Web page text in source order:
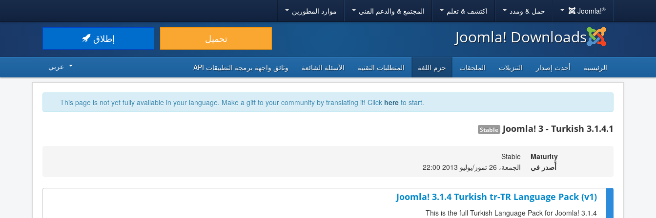
Joomla!® حمل & ومدد اكتشف & تعلم المجتمع & والدعم الفني موارد المطورين
Joomla! Downloads تحميل إطلاق
الرئيسية أحدث إصدار التنزيلات الملحقات حزم اللغة المتطلبات التقنية الأسئلة الشائعة وثائق واجهة برمجة التطبيقات API عربي
This page is not yet fully available in your language. Make a gift to your community by translating it! Click here to start.
Joomla! 3 - Turkish 3.1.4.1
Stable
Maturity
Stable
أٌصدر في
الجمعة، 26 تموز/يوليو 2013 22:00
Joomla! 3.1.4 Turkish tr-TR Language Pack (v1)
This is the full Turkish Language Pack for Joomla! 3.1.4